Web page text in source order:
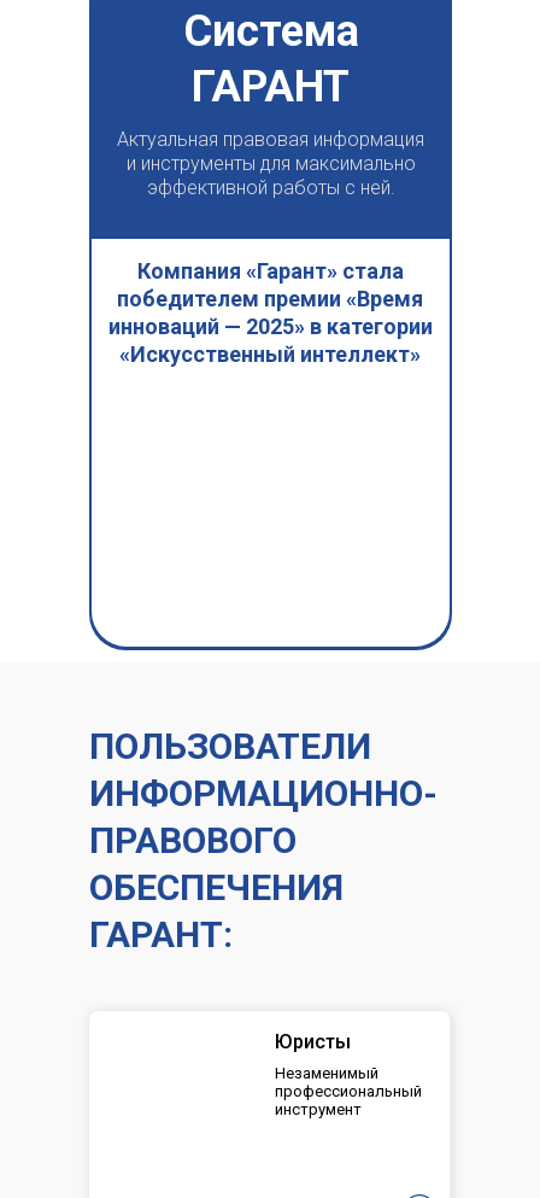
Компания «Гарант» стала
победителем премии «Время
инноваций — 2025» в категории
«Искусственный интеллект»
Система
ГАРАНТ
Актуальная правовая информация
и инструменты для максимально
эффективной работы с ней.
ПОЛЬЗОВАТЕЛИ
ИНФОРМАЦИОННО-
ПРАВОВОГО
ОБЕСПЕЧЕНИЯ
ГАРАНТ:
Юристы
Незаменимый
профессиональный
инструмент